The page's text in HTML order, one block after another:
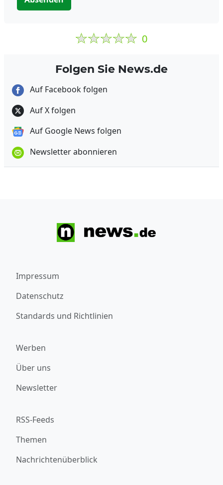
0
Folgen Sie News.de
Auf Facebook folgen
Auf X folgen
Auf Google News folgen
Newsletter abonnieren
Impressum
Datenschutz
Standards und Richtlinien
Werben
Über uns
Newsletter
RSS-Feeds
Themen
Nachrichtenüberblick